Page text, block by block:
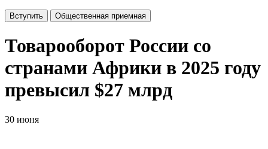
Вступить Общественная приемная
Товарооборот России со
странами Африки в 2025 году
превысил $27 млрд
30 июня